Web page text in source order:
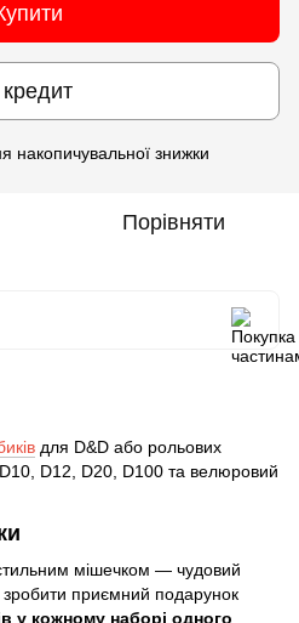
накопичувальної знижки
Порівняти
для D&D або рольових
D10, D12, D20, D100 та велюровий
мішечком — чудовий
приємний подарунок
у кожному наборі одного